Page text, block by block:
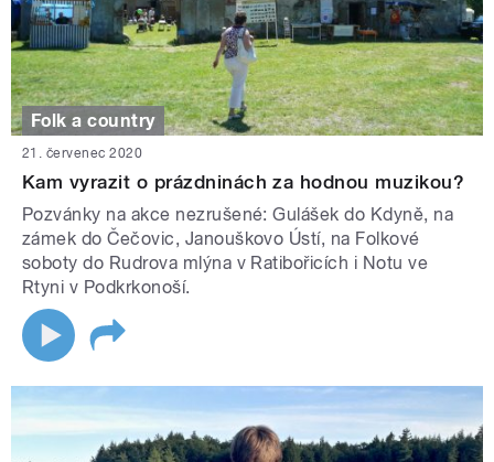
Folk a country
21. červenec 2020
Kam vyrazit o prázdninách za hodnou muzikou?
Pozvánky na akce nezrušené: Gulášek do Kdyně, na
zámek do Čečovic, Janouškovo Ústí, na Folkové
soboty do Rudrova mlýna v Ratibořicích i Notu ve
Rtyni v Podkrkonoší.